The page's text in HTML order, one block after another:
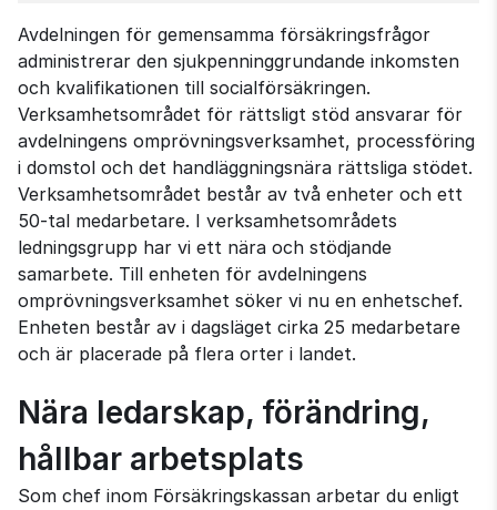
Avdelningen för gemensamma försäkringsfrågor
administrerar den sjukpenninggrundande inkomsten
och kvalifikationen till socialförsäkringen.
Verksamhetsområdet för rättsligt stöd ansvarar för
avdelningens omprövningsverksamhet, processföring
i domstol och det handläggningsnära rättsliga stödet.
Verksamhetsområdet består av två enheter och ett
50-tal medarbetare. I verksamhetsområdets
ledningsgrupp har vi ett nära och stödjande
samarbete. Till enheten för avdelningens
omprövningsverksamhet söker vi nu en enhetschef.
Enheten består av i dagsläget cirka 25 medarbetare
och är placerade på flera orter i landet.
Nära ledarskap, förändring,
hållbar arbetsplats
Som chef inom Försäkringskassan arbetar du enligt